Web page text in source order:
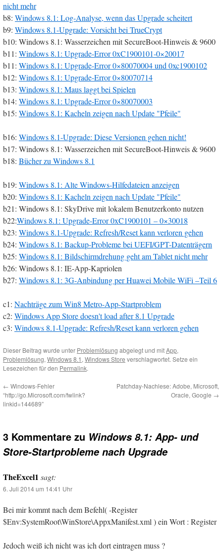
nicht mehr
b8: Windows 8.1: Log-Analyse, wenn das Upgrade scheitert
b9: Windows 8.1-Upgrade: Vorsicht bei TrueCrypt
b10: Windows 8.1: Wasserzeichen mit SecureBoot-Hinweis & 9600
b11: Windows 8.1: Upgrade-Error 0xC1900101-0×20017
b11: Windows 8.1: Upgrade-Error 0×80070004 und 0xc1900102
b12: Windows 8.1: Upgrade-Error 0×80070714
b13: Windows 8.1: Maus laggt bei Spielen
b14: Windows 8.1: Upgrade-Error 0×80070003
b15: Windows 8.1: Kacheln zeigen nach Update "Pfeile"
b16: Windows 8.1-Upgrade: Diese Versionen gehen nicht!
b17: Windows 8.1: Wasserzeichen mit SecureBoot-Hinweis & 9600
b18: Bücher zu Windows 8.1
b19: Windows 8.1: Alte Windows-Hilfedateien anzeigen
b20: Windows 8.1: Kacheln zeigen nach Update "Pfeile"
b21: Windows 8.1: SkyDrive mit lokalem Benutzerkonto nutzen
b22:Windows 8.1: Upgrade-Error 0xC1900101 – 0×30018
b23: Windows 8.1-Upgrade: Refresh/Reset kann verloren gehen
b24: Windows 8.1: Backup-Probleme bei UEFI/GPT-Datenträgern
b25: Windows 8.1: Bildschirmdrehung geht am Tablet nicht mehr
b26: Windows 8.1: IE-App-Kapriolen
b27: Windows 8.1: 3G-Anbindung per Huawei Mobile WiFi –Teil 6
c1: Nachträge zum Win8 Metro-App-Startproblem
c2: Windows App Store doesn't load after 8.1 Upgrade
c3: Windows 8.1-Upgrade: Refresh/Reset kann verloren gehen
Dieser Beitrag wurde unter Problemlösung abgelegt und mitApp,
Problemlösung, Windows 8.1 , Windows Store verschlagwortet. Setze ein
Lesezeichen für den Permalink.
← Windows-Fehler
“http://go.Microsoft.com/fwlink?
linkid=144689”
Patchday-Nachlese: Adobe, Microsoft,
Oracle, Google →
3 Kommentare zu Windows 8.1: App- und
Store-Startprobleme nach Upgrade
TheExcel1 sagt:
6. Juli 2014 um 14:41 Uhr
Bei mir kommt nach dem Befehl( -Register
$Env:SystemRoot\WinStore\AppxManifest.xml ) ein Wort : Register
Jedoch weiß ich nicht was ich dort eintragen muss ?